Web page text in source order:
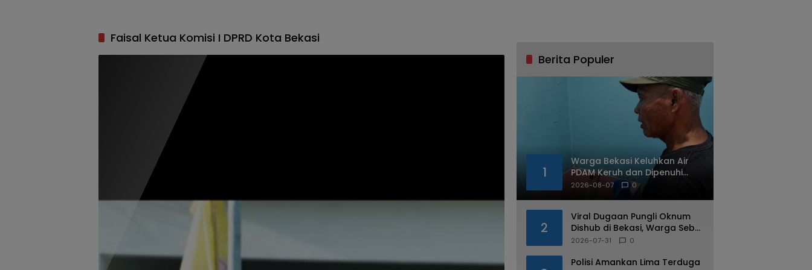
Faisal Ketua Komisi I DPRD Kota Bekasi
Berita Populer
1
Warga Bekasi Keluhkan Air
PDAM Keruh dan Dipenuhi
Cacing
2026-08-07 0
2
Viral Dugaan Pungli Oknum
Dishub di Bekasi, Warga Sebut
Praktik Diduga Sudah
2026-07-31 0
Polisi Amankan Lima Terduga